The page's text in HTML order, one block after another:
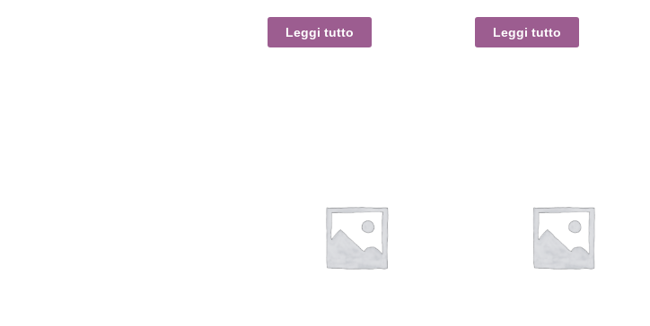
Leggi tutto Leggi tutto